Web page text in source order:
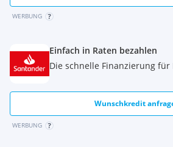
WERBUNG
Einfach in Raten bezahlen
Die schnelle Finanzierung für
Wunschkredit
WERBUNG